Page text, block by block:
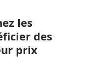
les
des
prix